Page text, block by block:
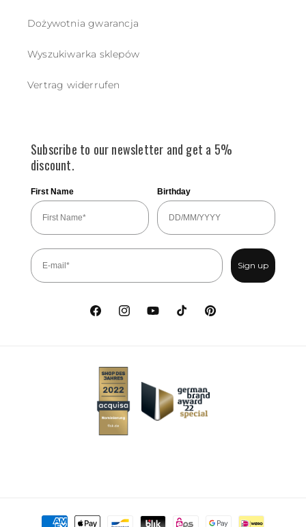
Dożywotnia gwarancja
Wyszukiwarka sklepów
Vertrag widerrufen
Subscribe to our newsletter and get a 5%
discount.
First Name Birthday
Sign up
FacebookInstagramYoutubeTikTok Pinterest
Metody płatności